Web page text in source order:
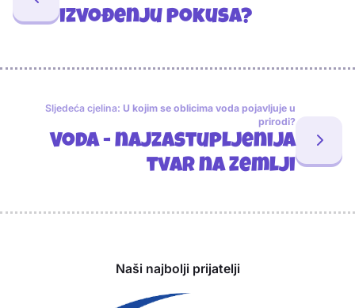
izvođenju pokusa?
Sljedeća cjelina: U kojim se oblicima voda pojavljuje u
prirodi?
Voda - najzastupljenija
tvar na Zemlji
Naši najbolji prijatelji